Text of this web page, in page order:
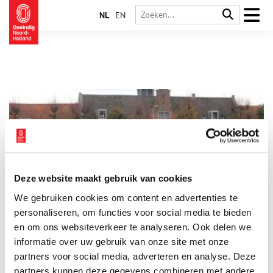
Deze website maakt gebruik van cookies
We gebruiken cookies om content en advertenties te
personaliseren, om functies voor social media te bieden
en om ons websiteverkeer te analyseren. Ook delen we
informatie over uw gebruik van onze site met onze
partners voor social media, adverteren en analyse. Deze
partners kunnen deze gegevens combineren met andere
NL EN
Bij Amstelveen denk je niet meteen aan fabrieken. De plaats en
gemeente zijn immers al lange tijd een typische
forensengemeenschap. In Amstelveen moesten de werkende
mensen hun brood meestal buiten de gemeente in Amsterdam
op Schiphol of in de Aalsmeerse veiling verdienen. Peter van
Schaik besteedde in zijn radiocolumn voor RTV Amstelveen in
oktober 2011 aandacht aan de fabrieksnijverheid die zijn